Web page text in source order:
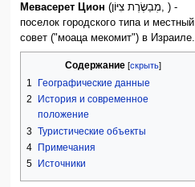
Мевасерет Цион (מְבַשֶּׂרֶת צִיּוֹן, ) -
поселок городского типа и местный
совет ("моаца мекомит") в Израиле.
Содержание
1
Географические данные
2
История и современное
положение
3 Туристические объекты
4 Примечания
5
Источники